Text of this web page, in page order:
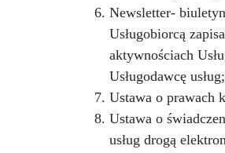
Newsletter-
Usługobiorcą
aktywnościach
Usługodawcę usług;
Ustawa o prawach
Ustawa o
usług drogą